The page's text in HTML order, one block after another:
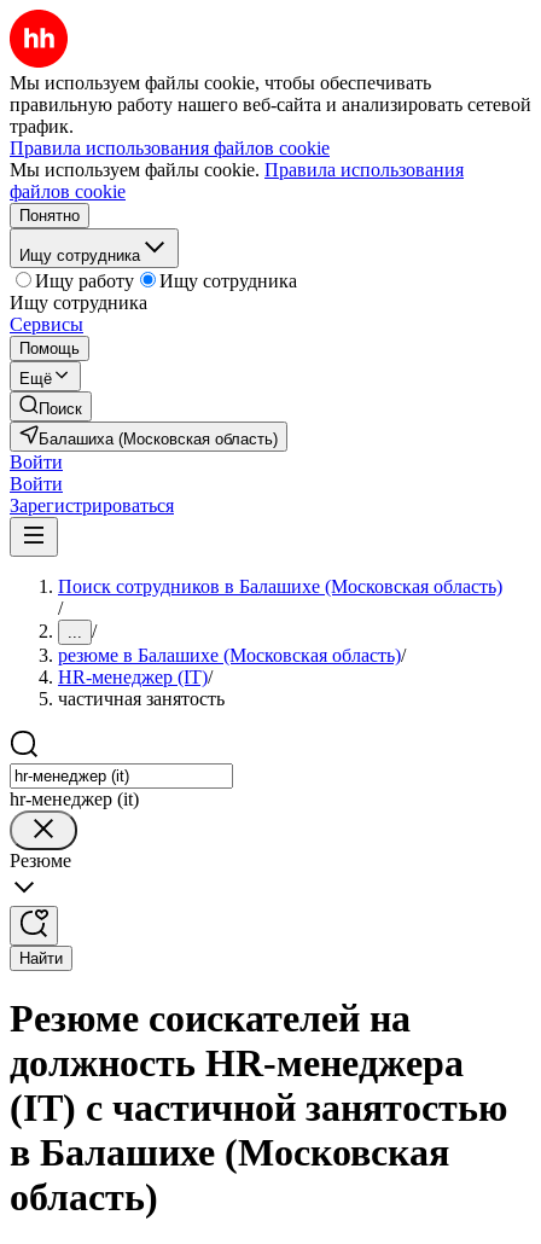
Мы используем файлы cookie, чтобы обеспечивать
правильную работу нашего веб-сайта и анализировать сетевой
трафик.
Правила использования файлов cookie
Мы используем файлы cookie. Правила использования
файлов cookie
Понятно
Ищу сотрудника
Ищу работу
Ищу сотрудника
Ищу сотрудника
Сервисы
Помощь
Ещё
Поиск
Балашиха (Московская область)
Войти
Войти
Зарегистрироваться
Поиск сотрудников в Балашихе (Московская область)
/
... /
резюме в Балашихе (Московская область)/
HR-менеджер (IT)/
частичная занятость
hr-менеджер (it)
Резюме
Найти
Резюме соискателей на
должность HR-менеджера
(IT) с частичной занятостью
в Балашихе (Московская
область)